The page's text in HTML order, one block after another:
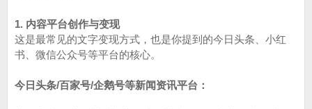
1. 内容平台创作与变现
这是最常见的文字变现方式，也是你提到的今日头条、小红
书、微信公众号等平台的核心。
今日头条/百家号/企鹅号等新闻资讯平台：